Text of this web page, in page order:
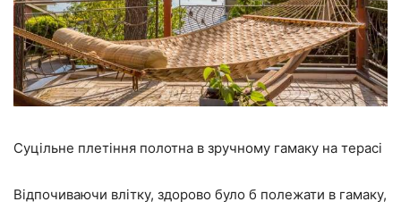
Суцільне плетіння полотна в зручному гамаку на терасі
Відпочиваючи влітку, здорово було б полежати в гамаку,